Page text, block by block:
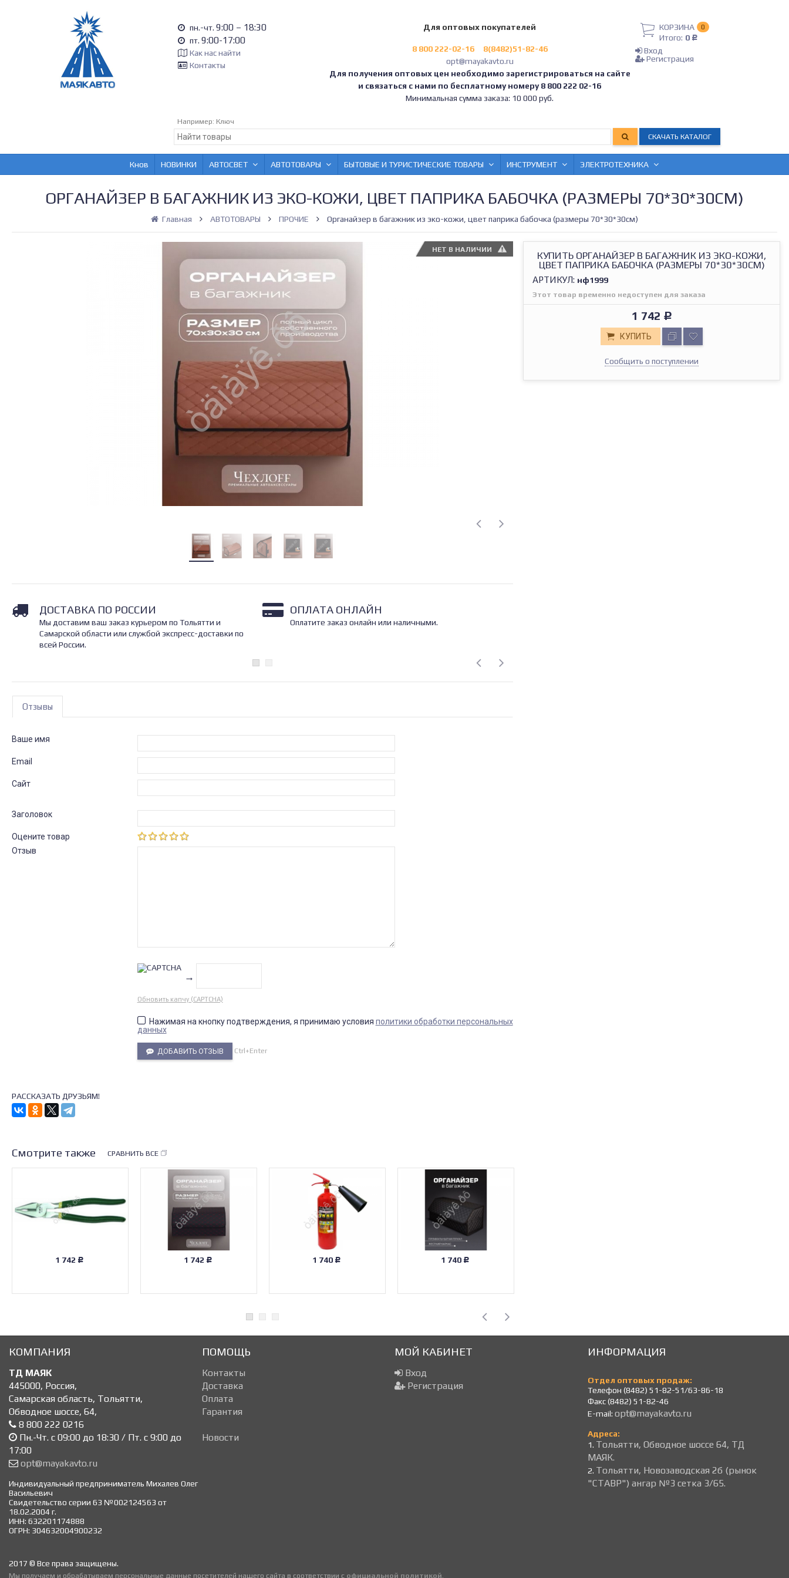
пн.-чт. 9:00 – 18:30
пт. 9:00-17:00
Как нас найти
Контакты
Для оптовых покупателей
8 800 222-02-16
8(8482)51-82-46
opt@mayakavto.ru
Для получения оптовых цен необходимо зарегистрироваться на сайте
и связаться с нами по бесплатному номеру 8 800 222 02-16
Минимальная сумма заказа: 10 000 руб.
КОРЗИНА 0
Итого: 0 Р
Вход
Регистрация
Например: Ключ
СКАЧАТЬ КАТАЛОГ
Кнов НОВИНКИ АВТОСВЕТ АВТОТОВАРЫ БЫТОВЫЕ И ТУРИСТИЧЕСКИЕ ТОВАРЫ ИНСТРУМЕНТ ЭЛЕКТРОТЕХНИКА
ОРГАНАЙЗЕР В БАГАЖНИК ИЗ ЭКО-КОЖИ, ЦВЕТ ПАПРИКА БАБОЧКА (РАЗМЕРЫ 70*30*30СМ)
Главная АВТОТОВАРЫ ПРОЧИЕ Органайзер в багажник из эко-кожи, цвет паприка бабочка (размеры 70*30*30см)
НЕТ В НАЛИЧИИ
КУПИТЬ ОРГАНАЙЗЕР В БАГАЖНИК ИЗ ЭКО-КОЖИ,
ЦВЕТ ПАПРИКА БАБОЧКА (РАЗМЕРЫ 70*30*30СМ)
АРТИКУЛ: нф1999
Этот товар временно недоступен для заказа
1 742 Р
КУПИТЬ
Сообщить о поступлении
ДОСТАВКА ПО РОССИИ
Мы доставим ваш заказ курьером по Тольятти и
Самарской области или службой экспресс-доставки по
всей России.
ОПЛАТА ОНЛАЙН
Оплатите заказ онлайн или наличными.
Отзывы
Ваше имя
Email
Сайт
Заголовок
Оцените товар
Отзыв
→
Обновить капчу (CAPTCHA)
Нажимая на кнопку подтверждения, я принимаю условия политики обработки персональных
данных
ДОБАВИТЬ ОТЗЫВ Ctrl+Enter
РАССКАЗАТЬ ДРУЗЬЯМ!
Смотрите также СРАВНИТЬ ВСЕ
1 742 Р 1 742 Р 1 740 Р 1 740 Р
КОМПАНИЯ
ТД МАЯК
445000, Россия,
Самарская область, Тольятти,
Обводное шоссе, 64,
8 800 222 0216
Пн.-Чт. с 09:00 до 18:30 / Пт. с 9:00 до
17:00
opt@mayakavto.ru
Индивидуальный предприниматель Михалев Олег
Васильевич
Свидетельство серии 63 №002124563 от
18.02.2004 г.
ИНН: 632201174888
ОГРН: 304632004900232
ПОМОЩЬ
Контакты
Доставка
Оплата
Гарантия
Новости
МОЙ КАБИНЕТ
Вход
Регистрация
ИНФОРМАЦИЯ
Отдел оптовых продаж:
Телефон (8482) 51-82-51/63-86-18
Факс (8482) 51-82-46
E-mail: opt@mayakavto.ru
Адреса:
1. Тольятти, Обводное шоссе 64, ТД
МАЯК.
2. Тольятти, Новозаводская 2б (рынок
"СТАВР") ангар №3 сетка 3/65.
2017 © Все права защищены.
Мы получаем и обрабатываем персональные данные посетителей нашего сайта в соответствии с официальной политикой.